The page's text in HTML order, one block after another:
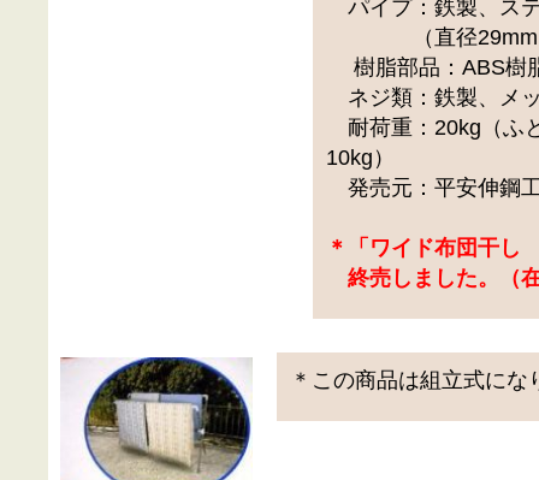
パイプ：鉄製、ス
（直径29mm、
樹脂部品：ABS樹
ネジ類：鉄製、メ
耐荷重：20kg（ふ
10kg）
発売元：平安伸鋼
＊「ワイド布団干
終売しました。（
＊この商品は組立式にな